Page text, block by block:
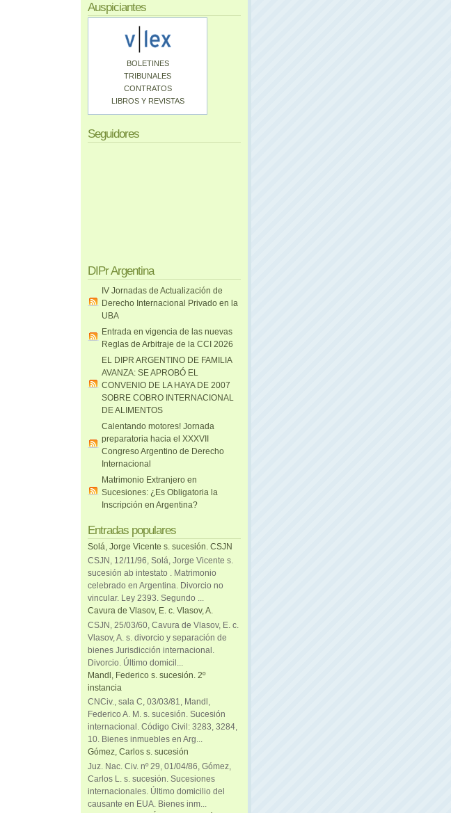
Auspiciantes
BOLETINES
TRIBUNALES
CONTRATOS
LIBROS Y REVISTAS
Seguidores
DIPr Argentina
IV Jornadas de Actualización de
Derecho Internacional Privado en la
UBA
Entrada en vigencia de las nuevas
Reglas de Arbitraje de la CCI 2026
EL DIPR ARGENTINO DE FAMILIA
AVANZA: SE APROBÓ EL
CONVENIO DE LA HAYA DE 2007
SOBRE COBRO INTERNACIONAL
DE ALIMENTOS
Calentando motores! Jornada
preparatoria hacia el XXXVII
Congreso Argentino de Derecho
Internacional
Matrimonio Extranjero en
Sucesiones: ¿Es Obligatoria la
Inscripción en Argentina?
Entradas populares
Solá, Jorge Vicente s. sucesión. CSJN
CSJN, 12/11/96, Solá, Jorge Vicente s.
sucesión ab intestato . Matrimonio
celebrado en Argentina. Divorcio no
vincular. Ley 2393. Segundo ...
Cavura de Vlasov, E. c. Vlasov, A.
CSJN, 25/03/60, Cavura de Vlasov, E. c.
Vlasov, A. s. divorcio y separación de
bienes Jurisdicción internacional.
Divorcio. Último domicil...
Mandl, Federico s. sucesión. 2º
instancia
CNCiv., sala C, 03/03/81, Mandl,
Federico A. M. s. sucesión. Sucesión
internacional. Código Civil: 3283, 3284,
10. Bienes inmuebles en Arg...
Gómez, Carlos s. sucesión
Juz. Nac. Civ. nº 29, 01/04/86, Gómez,
Carlos L. s. sucesión. Sucesiones
internacionales. Último domicilio del
causante en EUA. Bienes inm...